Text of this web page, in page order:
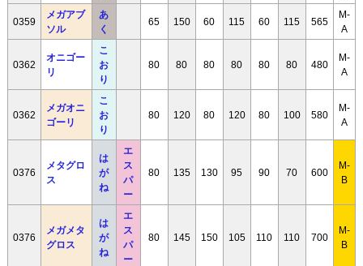
0359
メガアブ
ソル
あ
く
65 150 60 115 60 115 565
M-
A
0362
オニゴー
リ
こ
お
り
80 80 80 80 80 80 480
M-
A
0362
メガオニ
ゴーリ
こ
お
り
80 120 80 120 80 100 580
M-
A
0376
メタグロ
ス
は
が
ね
エ
ス
パ
ー
80 135 130 95 90 70 600
M-
B
0376
メガメタ
グロス
は
が
ね
エ
ス
パ
ー
80 145 150 105 110 110 700
M-
B